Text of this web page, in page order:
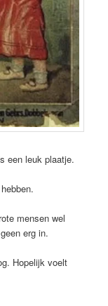
een leuk plaatje.
mensen wel
erg in.
Hopelijk voelt